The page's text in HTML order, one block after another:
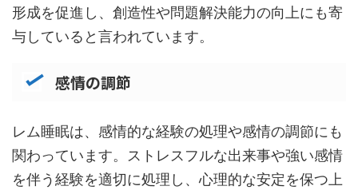
形成を促進し、創造性や問題解決能力の向上にも寄
与していると言われています。
感情の調節
レム睡眠は、感情的な経験の処理や感情の調節にも
関わっています。ストレスフルな出来事や強い感情
を伴う経験を適切に処理し、心理的な安定を保つ上